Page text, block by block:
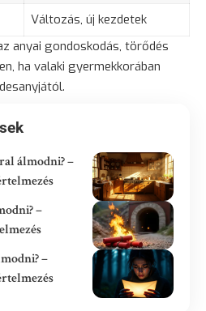
Változás, új kezdetek
anyai gondoskodás, törődés
ha valaki gyermekkorában
álmodni? –
–
–